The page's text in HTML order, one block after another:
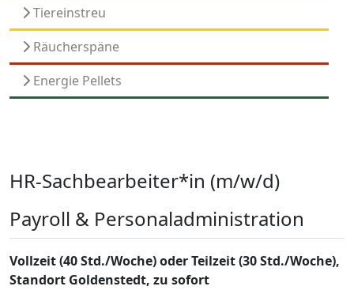
Tiereinstreu
Räucherspäne
Energie Pellets
HR-Sachbearbeiter*in (m/w/d)
Payroll & Personaladministration
Vollzeit (40 Std./Woche) oder Teilzeit (30 Std./Woche),
Standort Goldenstedt, zu sofort